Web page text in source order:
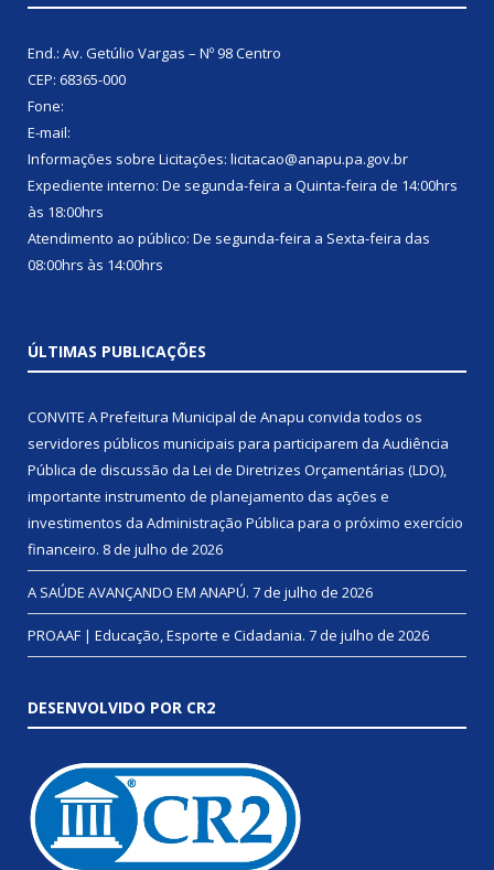
End.: Av. Getúlio Vargas – Nº 98 Centro
CEP: 68365-000
Fone:
E-mail:
Informações sobre Licitações: licitacao@anapu.pa.gov.br
Expediente interno: De segunda-feira a Quinta-feira de 14:00hrs
às 18:00hrs
Atendimento ao público: De segunda-feira a Sexta-feira das
08:00hrs às 14:00hrs
ÚLTIMAS PUBLICAÇÕES
CONVITE A Prefeitura Municipal de Anapu convida todos os
servidores públicos municipais para participarem da Audiência
Pública de discussão da Lei de Diretrizes Orçamentárias (LDO),
importante instrumento de planejamento das ações e
investimentos da Administração Pública para o próximo exercício
financeiro. 8 de julho de 2026
A SAÚDE AVANÇANDO EM ANAPÚ. 7 de julho de 2026
PROAAF | Educação, Esporte e Cidadania. 7 de julho de 2026
DESENVOLVIDO POR CR2